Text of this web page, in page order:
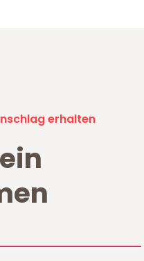
erhalten